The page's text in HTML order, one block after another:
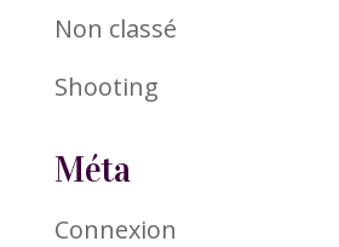
Non classé
Shooting
Méta
Connexion